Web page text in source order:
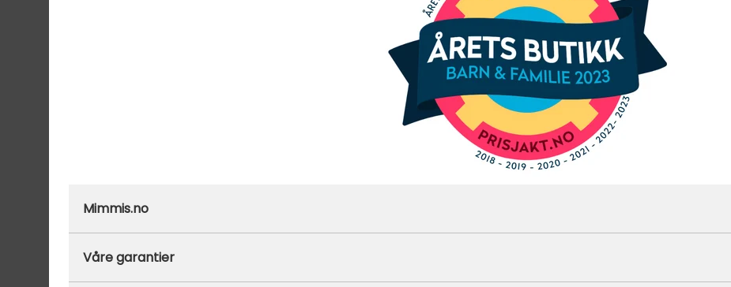
Mimmis.no
Ofte stilte spørsmål
Våre garantier